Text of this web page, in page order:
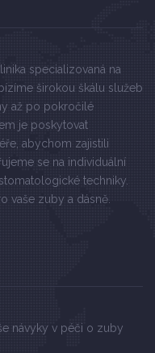
specializovaná na
širokou škálu služeb
až po pokročilé
je poskytovat
abychom zajistili
se na individuální
techniky.
vaše zuby a dásně.
návyky v péči o zuby